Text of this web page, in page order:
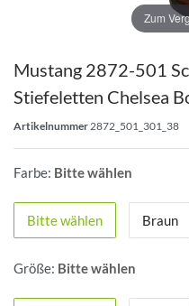
Zum
Mustang 2872-501
Stiefeletten Chelsea
Artikelnummer 2872_501_301_38
Farbe: Bitte wählen
Bitte wählen Braun
Größe: Bitte wählen